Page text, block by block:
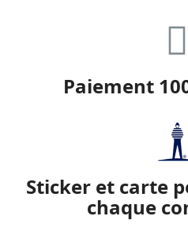
Paiement
Sticker et carte
chaque